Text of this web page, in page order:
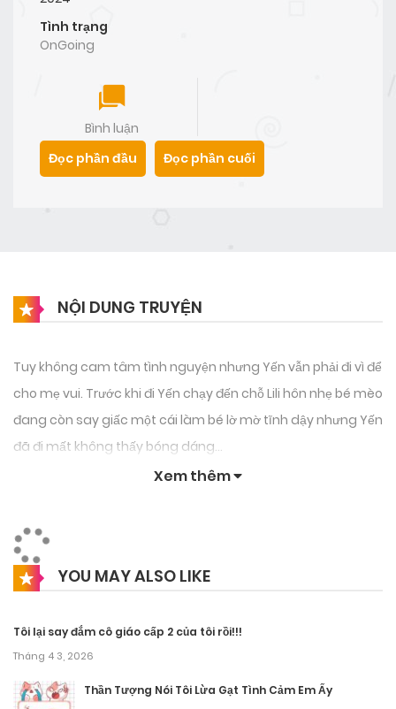
Tình trạng
OnGoing
Bình luận
Đọc phần đầu
Đọc phần cuối
NỘI DUNG TRUYỆN
Tuy không cam tâm tình nguyện nhưng Yến vẫn phải đi vì để
cho mẹ vui. Trước khi đi Yến chạy đến chỗ Lili hôn nhẹ bé mèo
đang còn say giấc một cái làm bé lờ mờ tĩnh dậy nhưng Yến
đã đi mất không thấy bóng dáng…
mắt. Anh ta vừa đẹp trai, cao ráo, tóc hai mái màu nâu đen
trông rất lịch lãm.
Yến bước chậm rãi nhẹ nhàng chào hỏi anh “Chào anh”
Anh nhìn Yến ánh mắt nhu thuận và chào lại và mời Yến
ngồi…sau khi an tọa Yến mới ngước mắt lên để nhìn rõ
gương mặt của anh ta thì bỗng nhiên thấy anh ta cũng
Xem thêm
YOU MAY ALSO LIKE
Tôi lại say đắm cô giáo cấp 2 của tôi rồi!!!
Tháng 4 3, 2026
Thần Tượng Nói Tôi Lừa Gạt Tình Cảm Em Ấy